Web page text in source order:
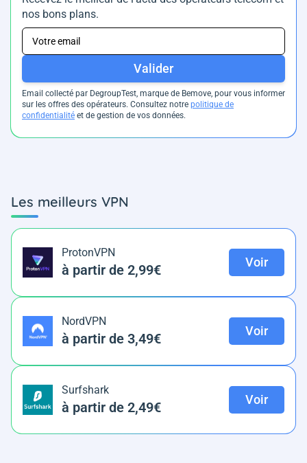
nos bons plans.
Valider
Email collecté par DegroupTest, marque de Bemove, pour vous informer
sur les offres des opérateurs. Consultez notre politique de
confidentialité et de gestion de vos données.
Les meilleurs VPN
ProtonVPN
à partir de 2,99€ Voir
NordVPN
à partir de 3,49€ Voir
Surfshark
à partir de 2,49€ Voir